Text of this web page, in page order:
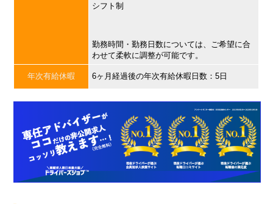
シフト制
勤務時間・勤務日数については、ご希望に合
わせて柔軟に調整が可能です。
年次有給休暇 6ヶ月経過後の年次有給休暇日数：5日